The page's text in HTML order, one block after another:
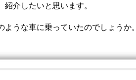
介したいと思います。
うな車に乗っていたのでしょうか。